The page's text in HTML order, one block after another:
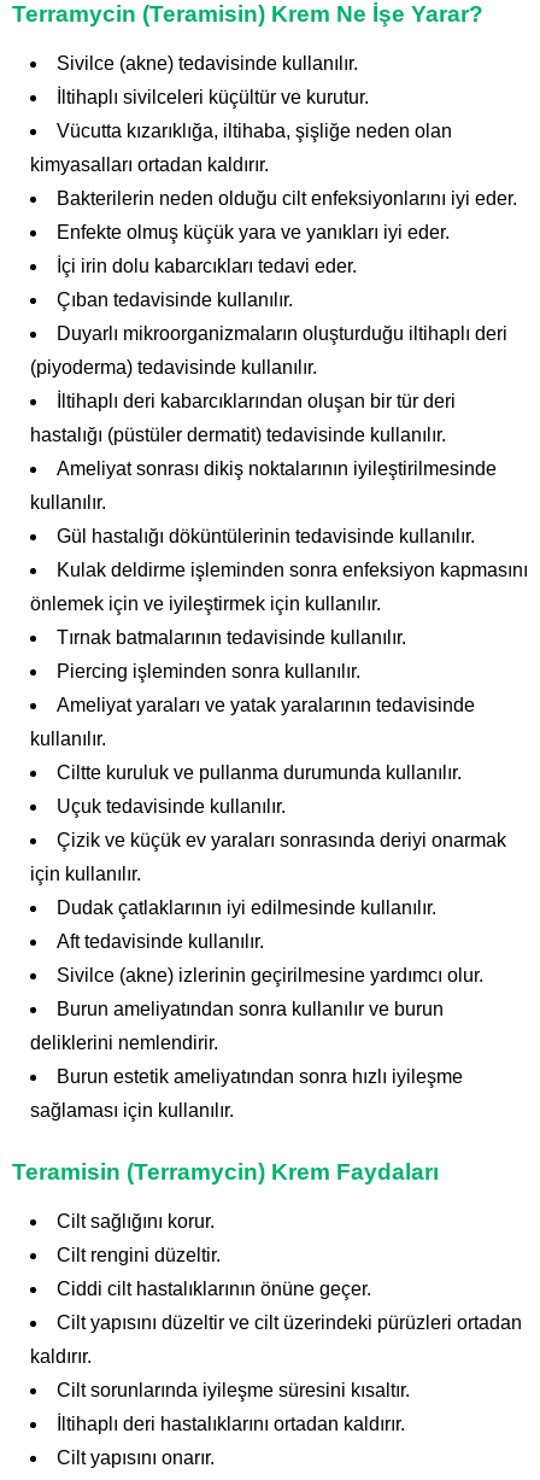
Terramycin (Teramisin) Krem Ne İşe Yarar?
Sivilce (akne) tedavisinde kullanılır.
İltihaplı sivilceleri küçültür ve kurutur.
Vücutta kızarıklığa, iltihaba, şişliğe neden olan
kimyasalları ortadan kaldırır.
Bakterilerin neden olduğu cilt enfeksiyonlarını iyi eder.
Enfekte olmuş küçük yara ve yanıkları iyi eder.
İçi irin dolu kabarcıkları tedavi eder.
Çıban tedavisinde kullanılır.
Duyarlı mikroorganizmaların oluşturduğu iltihaplı deri
(piyoderma) tedavisinde kullanılır.
İltihaplı deri kabarcıklarından oluşan bir tür deri
hastalığı (püstüler dermatit) tedavisinde kullanılır.
Ameliyat sonrası dikiş noktalarının iyileştirilmesinde
kullanılır.
Gül hastalığı döküntülerinin tedavisinde kullanılır.
Kulak deldirme işleminden sonra enfeksiyon kapmasını
önlemek için ve iyileştirmek için kullanılır.
Tırnak batmalarının tedavisinde kullanılır.
Piercing işleminden sonra kullanılır.
Ameliyat yaraları ve yatak yaralarının tedavisinde
kullanılır.
Ciltte kuruluk ve pullanma durumunda kullanılır.
Uçuk tedavisinde kullanılır.
Çizik ve küçük ev yaraları sonrasında deriyi onarmak
için kullanılır.
Dudak çatlaklarının iyi edilmesinde kullanılır.
Aft tedavisinde kullanılır.
Sivilce (akne) izlerinin geçirilmesine yardımcı olur.
Burun ameliyatından sonra kullanılır ve burun
deliklerini nemlendirir.
Burun estetik ameliyatından sonra hızlı iyileşme
sağlaması için kullanılır.
Teramisin (Terramycin) Krem Faydaları
Cilt sağlığını korur.
Cilt rengini düzeltir.
Ciddi cilt hastalıklarının önüne geçer.
Cilt yapısını düzeltir ve cilt üzerindeki pürüzleri ortadan
kaldırır.
Cilt sorunlarında iyileşme süresini kısaltır.
İltihaplı deri hastalıklarını ortadan kaldırır.
Cilt yapısını onarır.